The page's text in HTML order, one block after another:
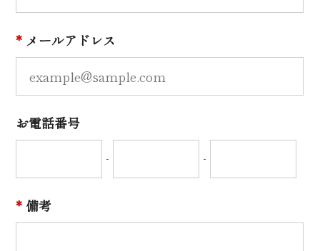
* メールアドレス
お電話番号
-
-
* 備考